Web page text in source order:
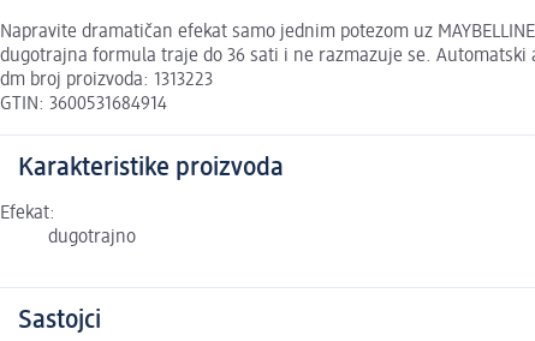
Napravite dramatičan efekat samo jednim potezom uz
dugotrajna formula traje do 36 sati i ne razmazuje se. Automatski
dm broj proizvoda: 1313223
GTIN: 3600531684914
Karakteristike proizvoda
Efekat:
dugotrajno
Sastojci